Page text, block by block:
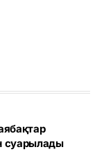
суарылады